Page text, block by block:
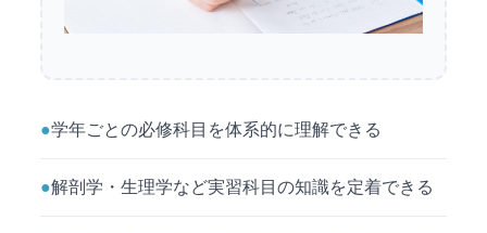
●学年ごとの必修科目を体系的に理解できる
●解剖学・生理学など実習科目の知識を定着できる